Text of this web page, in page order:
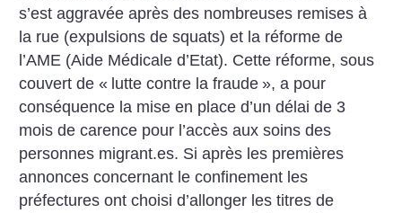
s’est aggravée après des nombreuses remises à
la rue (expulsions de squats) et la réforme de
l’AME (Aide Médicale d’Etat). Cette réforme, sous
couvert de « lutte contre la fraude », a pour
conséquence la mise en place d’un délai de 3
mois de carence pour l’accès aux soins des
personnes migrant.es. Si après les premières
annonces concernant le confinement les
préfectures ont choisi d’allonger les titres de